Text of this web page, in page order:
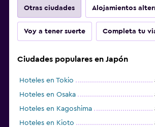
Otras ciudades Alojamientos
Voy a tener suerte Completa tu
Ciudades populares en Japón
Hoteles en Tokio
Hoteles en Osaka
Hoteles en Kagoshima
Hoteles en Kioto